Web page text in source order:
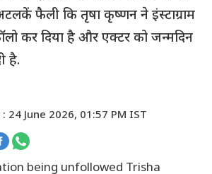
फैली कि तृषा कृष्णन ने इंस्टाग्राम
कर दिया है और एक्टर को जन्मदिन
है.
24 June 2026, 01:57 PM IST